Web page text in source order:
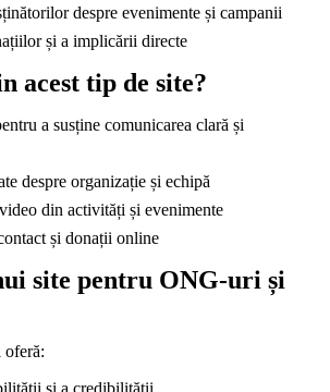
despre evenimente și campanii
și a implicării directe
acest tip de site?
a susține comunicarea clară și
despre organizație și echipă
din activități și evenimente
și donații online
site pentru ONG-uri și
oferă: